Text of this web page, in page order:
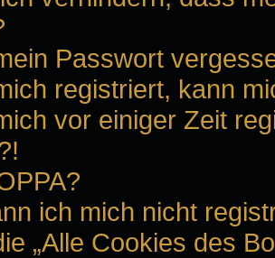
Passwort
registriert, kann
vor einiger Zeit
ich mich nicht
„Alle Cookies des